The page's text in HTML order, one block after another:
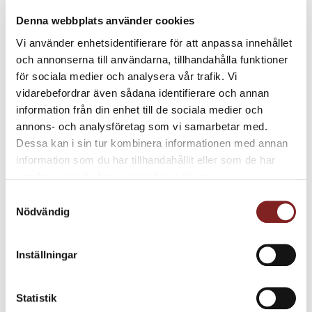
Denna webbplats använder cookies
Vi använder enhetsidentifierare för att anpassa innehållet
och annonserna till användarna, tillhandahålla funktioner
för sociala medier och analysera vår trafik. Vi
vidarebefordrar även sådana identifierare och annan
information från din enhet till de sociala medier och
annons- och analysföretag som vi samarbetar med.
Dessa kan i sin tur kombinera informationen med annan
information som du har tillhandahållit eller som de har
Nödvändig
Inställningar
Statistik
150 g Socker
20 g Glykossirap
20 g Honung
0,5 g Salt
1 dl Socker (till senare)
Blanda rabarberpuré med socker, glykos och honung i en
kastrull. Koka upp och vispa ner pektin. Fortsätt koka till
108°C.
Tillsätt citronsyra och salt, rör om väl och häll upp i
Ploppa ur gelén precis innan servering och dela på mitten,
Kanderad Mandel
10 g Vatten